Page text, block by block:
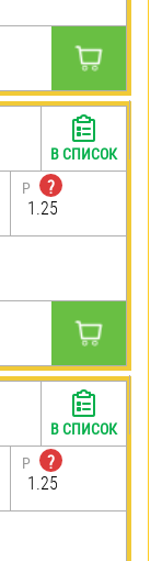
P
?
1.25
В СПИСОК
P
?
1.25
В СПИСОК